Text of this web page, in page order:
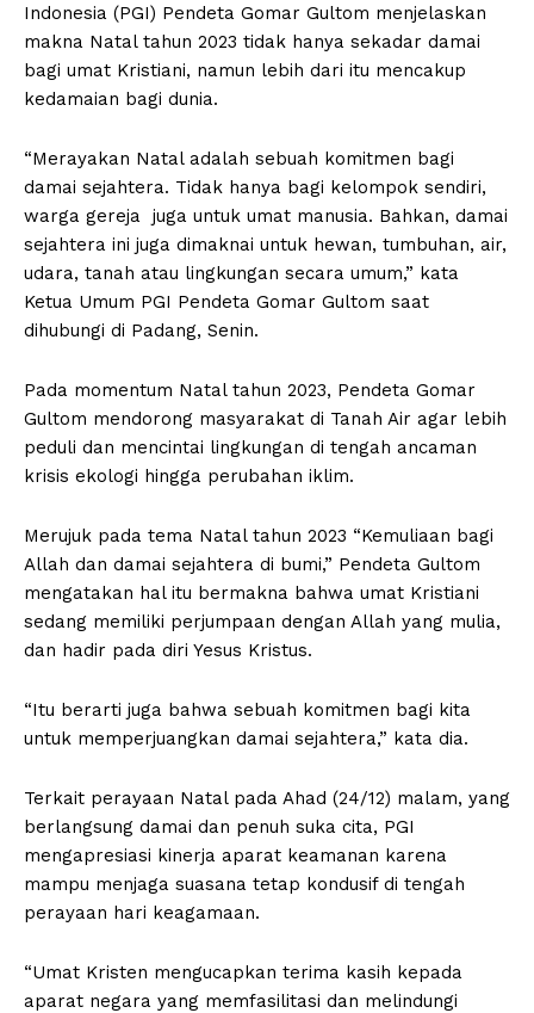
Indonesia (PGI) Pendeta Gomar Gultom menjelaskan
makna Natal tahun 2023 tidak hanya sekadar damai
bagi umat Kristiani, namun lebih dari itu mencakup
kedamaian bagi dunia.
“Merayakan Natal adalah sebuah komitmen bagi
damai sejahtera. Tidak hanya bagi kelompok sendiri,
warga gereja juga untuk umat manusia. Bahkan, damai
sejahtera ini juga dimaknai untuk hewan, tumbuhan, air,
udara, tanah atau lingkungan secara umum,” kata
Ketua Umum PGI Pendeta Gomar Gultom saat
dihubungi di Padang, Senin.
Pada momentum Natal tahun 2023, Pendeta Gomar
Gultom mendorong masyarakat di Tanah Air agar lebih
peduli dan mencintai lingkungan di tengah ancaman
krisis ekologi hingga perubahan iklim.
Merujuk pada tema Natal tahun 2023 “Kemuliaan bagi
Allah dan damai sejahtera di bumi,” Pendeta Gultom
mengatakan hal itu bermakna bahwa umat Kristiani
sedang memiliki perjumpaan dengan Allah yang mulia,
dan hadir pada diri Yesus Kristus.
“Itu berarti juga bahwa sebuah komitmen bagi kita
untuk memperjuangkan damai sejahtera,” kata dia.
Terkait perayaan Natal pada Ahad (24/12) malam, yang
berlangsung damai dan penuh suka cita, PGI
mengapresiasi kinerja aparat keamanan karena
mampu menjaga suasana tetap kondusif di tengah
perayaan hari keagamaan.
“Umat Kristen mengucapkan terima kasih kepada
aparat negara yang memfasilitasi dan melindungi